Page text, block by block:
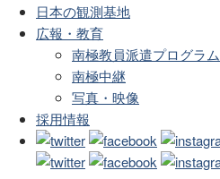
日本の観測基地
広報・教育
南極教員派遣プログラム
南極中継
写真・映像
採用情報